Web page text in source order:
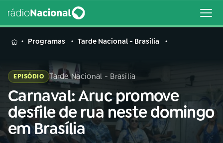
MENU
Buscar
na
Rádio
Nacional
Buscar
Programas Tarde Nacional - Brasília
EPISÓDIO Tarde Nacional - Brasília
Carnaval: Aruc promove
desfile de rua neste domingo
em Brasília